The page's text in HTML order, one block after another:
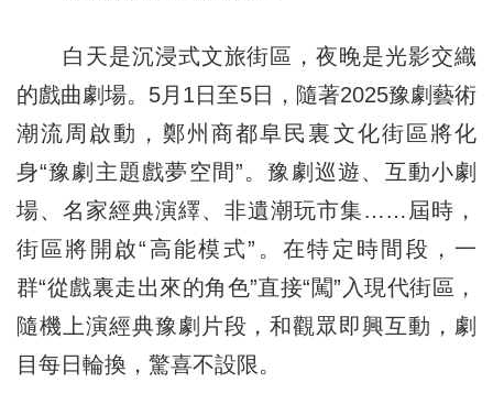
白天是沉浸式文旅街區，夜晚是光影交織
的戲曲劇場。5月1日至5日，隨著2025豫劇藝術
潮流周啟動，鄭州商都阜民裏文化街區將化
身“豫劇主題戲夢空間”。豫劇巡遊、互動小劇
場、名家經典演繹、非遺潮玩市集……屆時，
街區將開啟“高能模式”。在特定時間段，一
群“從戲裏走出來的角色”直接“闖”入現代街區，
隨機上演經典豫劇片段，和觀眾即興互動，劇
目每日輪換，驚喜不設限。